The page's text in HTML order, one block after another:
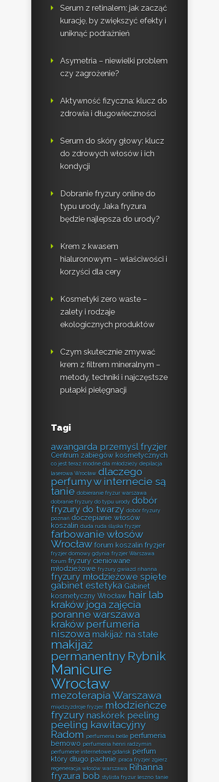
Serum z retinalem: jak zacząć
kurację, by zwiększyć efekty i
uniknąć podrażnień
Asymetria – niewielki problem
czy zagrożenie?
Aktywność fizyczna: klucz do
zdrowia i długowieczności
Serum do skóry głowy: klucz
do zdrowych włosów i ich
kondycji
Dobranie fryzury online do
typu urody. Jaka fryzura
będzie najlepsza do urody?
Krem z kwasem
hialuronowym – właściwości i
korzyści dla cery
Kosmetyki zero waste –
zalety i rodzaje
ekologicznych produktów
Czym skutecznie zmywać
krem z filtrem mineralnym –
metody, techniki i najczęstsze
pułapki pielęgnacji
Tagi
awangarda przemyśl fryzjer
Centrum zabiegów kosmetycznych
co jest teraz modne dla młodzieży depilacja
laserowa Wrocław dlaczego
perfumy w internecie są
tanie dobieranie fryzur warszawa
dobranie fryzury do typu urody dobór
fryzury do twarzy dobór fryzury
poznań doczepianie włosów
koszalin duda ruda śląska fryzjer
farbowanie włosów
Wrocław forum koszalin fryzjer
fryzjer domowy gdynia fryzjer Warszawa
forum fryzury cieniowane
młodzieżowe fryzury gwiazd rihanna
fryzury młodzieżowe spięte
gabinet estetyka Gabinet
kosmetyczny Wrocław hair lab
kraków joga zajęcia
poranne warszawa
kraków perfumeria
niszowa makijaż na stałe
makijaż
permanentny Rybnik
Manicure
Wrocław
mezoterapia Warszawa
międzyzdroje fryzjer młodzieńcze
fryzury naskórek peeling
peeling kawitacyjny
Radom perfumeria belle perfumeria
bemowo perfumeria henri radzymin
perfumerie internetowe gdańsk perfum
który długo pachnie praca fryzjer zgierz
regeneracja włosów warszawa Rihanna
fryzura bob stylista fryzur leszno tanie